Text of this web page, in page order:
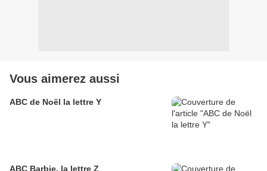
Vous aimerez aussi
ABC de Noël la lettre Y
ABC Barbie, la lettre Z